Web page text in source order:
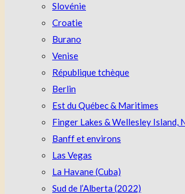
Slovénie
Croatie
Burano
Venise
République tchèque
Berlin
Est du Québec & Maritimes
Finger Lakes & Wellesley Island,
Banff et environs
Las Vegas
La Havane (Cuba)
Sud de l’Alberta (2022)